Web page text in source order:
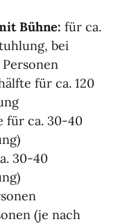
Bühne: für ca.
bei
für ca. 120
für ca. 30-40
30-40
(je nach